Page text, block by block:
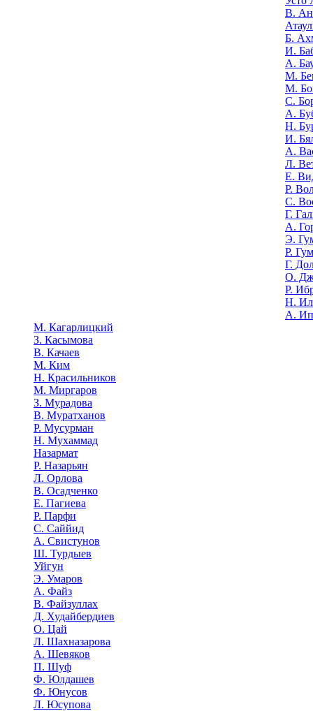
В.
Б.
И.
А.
М.
М.
С.
А.
Н.
И.
А.
Л.
Е.
Р.
С.
Г.
А.
Э.
Р.
Г.
О.
Р.
Н.
А.
М. Кагарлицкий
З. Касымова
В. Качаев
М. Ким
Н. Красильников
М. Миргаров
З. Мурадова
В. Муратханов
Р. Мусурман
Н. Мухаммад
Назармат
Р. Назарьян
Л. Орлова
В. Осадченко
Е. Пагиева
Р. Парфи
С. Саййид
А. Свистунов
Ш. Турдыев
Уйгун
Э. Умаров
А. Файз
В. Файзуллах
Д. Худайбердиев
О. Цай
Л. Шахназарова
А. Шевяков
П. Шуф
Ф. Юлдашев
Ф. Юнусов
Л. Юсупова